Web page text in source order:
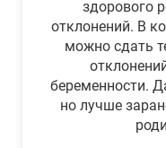
здорового
отклонений. В
можно сдать
беременности.
но лучше